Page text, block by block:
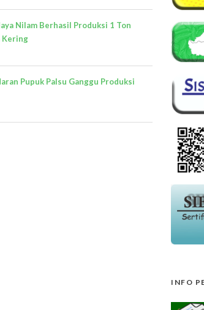
Nilam Berhasil Produksi 1 Ton
Kering
Pupuk Palsu Ganggu Produksi
INFO